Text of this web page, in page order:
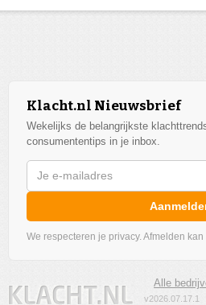
Klacht.nl Nieuwsbrief
Wekelijks de belangrijkste
consumententips in je inbox.
We respecteren je privacy. Afmelden kan
Alle
v2026.07.17.1